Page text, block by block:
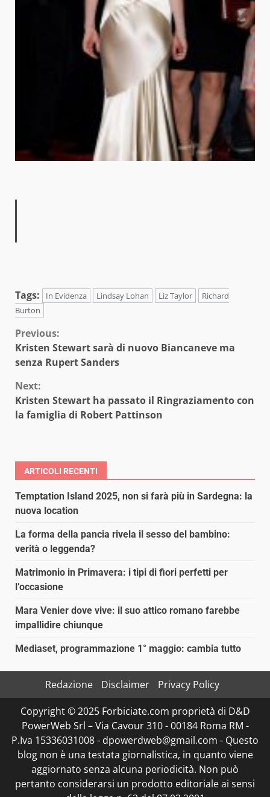
Tags: In Evidenza Lindsay Lohan Liz Taylor
Richard
Burton
Continue
Reading
Previous:
Kristen Stewart sarà di nuovo Biancaneve ma
senza Rupert Sanders
Next:
Kristen Stewart ha passato il Ringraziamento con
la famiglia di Robert Pattinson
ARTICOLI RECENTI
Temptation Island 2025, non si farà più in Sardegna: la
nuova location
La forma della pancia rivela il sesso del bambino:
verità o leggenda?
Matrimonio in Primavera: i tipi di fiori perfetti per
l’occasione
Mara Venier dove vive: il suo attico romano farebbe
impallidire chiunque
Mediaset, programmazione 1° maggio: cambia tutto
Redazione Disclaimer
Privacy Policy
Copyright © 2025 Forbiciate.com proprietà di D&D
PowerWeb Srl – Via Cavour 310 - 00184 Roma RM -
P.Iva 15336031008 - dpowerdweb@gmail.com - Questo
blog non è una testata giornalistica, in quanto viene
aggiornato senza alcuna periodicità. Non può
pertanto considerarsi un prodotto editoriale ai sensi